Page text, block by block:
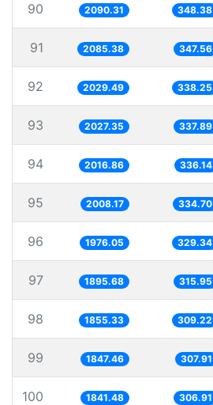
90 2090.31 348.38
91 2085.38 347.56
92 2029.49 338.25
93 2027.35 337.89
94 2016.86 336.14
95 2008.17 334.70
96 1976.05 329.34
97 1895.68 315.95
98 1855.33 309.22
99 1847.46 307.91
100 1841.48 306.91